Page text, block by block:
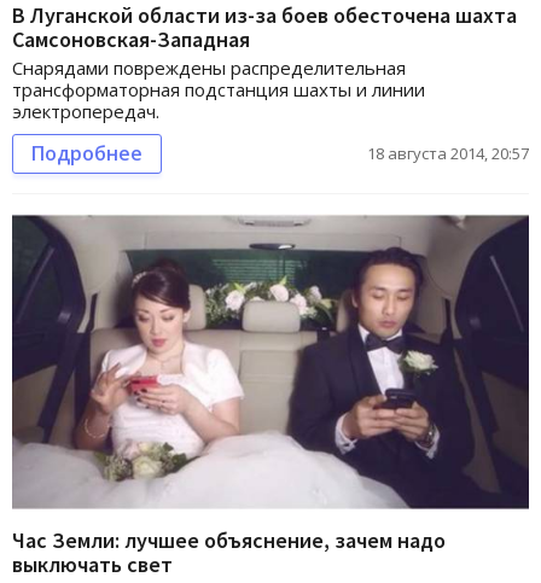
В Луганской области из-за боев обесточена шахта
Самсоновская-Западная
Снарядами повреждены распределительная
трансформаторная подстанция шахты и линии
электропередач.
Подробнее 18 августа 2014, 20:57
Час Земли: лучшее объяснение, зачем надо
выключать свет